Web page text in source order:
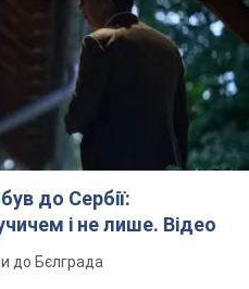
до Сербії:
і не лише. Відео
до Бєлграда